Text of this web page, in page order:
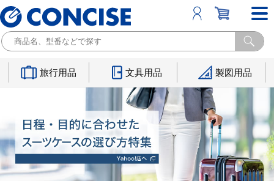
旅行用品 文具用品 製図用品